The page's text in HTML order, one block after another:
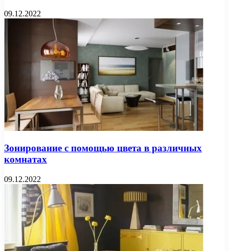
09.12.2022
Зонирование с помощью цвета в различных
комнатах
09.12.2022